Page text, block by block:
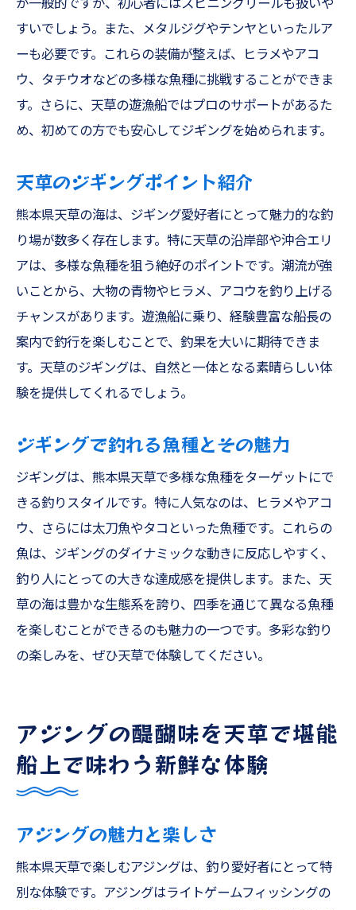
が一般的ですが、初心者にはスピニングリールも扱いや
すいでしょう。また、メタルジグやテンヤといったルア
ーも必要です。これらの装備が整えば、ヒラメやアコ
ウ、タチウオなどの多様な魚種に挑戦することができま
す。さらに、天草の遊漁船ではプロのサポートがあるた
め、初めての方でも安心してジギングを始められます。
天草のジギングポイント紹介
熊本県天草の海は、ジギング愛好者にとって魅力的な釣
り場が数多く存在します。特に天草の沿岸部や沖合エリ
アは、多様な魚種を狙う絶好のポイントです。潮流が強
いことから、大物の青物やヒラメ、アコウを釣り上げる
チャンスがあります。遊漁船に乗り、経験豊富な船長の
案内で釣行を楽しむことで、釣果を大いに期待できま
す。天草のジギングは、自然と一体となる素晴らしい体
験を提供してくれるでしょう。
ジギングで釣れる魚種とその魅力
ジギングは、熊本県天草で多様な魚種をターゲットにで
きる釣りスタイルです。特に人気なのは、ヒラメやアコ
ウ、さらには太刀魚やタコといった魚種です。これらの
魚は、ジギングのダイナミックな動きに反応しやすく、
釣り人にとっての大きな達成感を提供します。また、天
草の海は豊かな生態系を誇り、四季を通じて異なる魚種
を楽しむことができるのも魅力の一つです。多彩な釣り
の楽しみを、ぜひ天草で体験してください。
アジングの醍醐味を天草で堪能
船上で味わう新鮮な体験
アジングの魅力と楽しさ
熊本県天草で楽しむアジングは、釣り愛好者にとって特
別な体験です。アジングはライトゲームフィッシングの